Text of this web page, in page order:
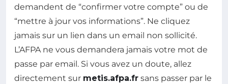
demandent de “confirmer votre compte” ou de
“mettre à jour vos informations”. Ne cliquez
jamais sur un lien dans un email non sollicité.
L’AFPA ne vous demandera jamais votre mot de
passe par email. Si vous avez un doute, allez
directement sur metis.afpa.fr sans passer par le